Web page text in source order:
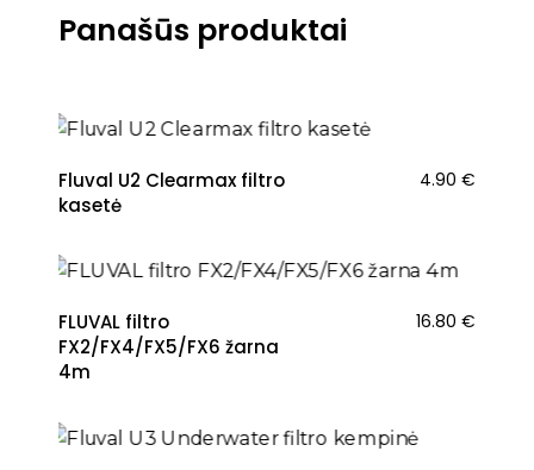
Panašūs produktai
Fluval U2 Clearmax filtro
kasetė
4.90 €
FLUVAL filtro
FX2/FX4/FX5/FX6 žarna
4m
16.80 €